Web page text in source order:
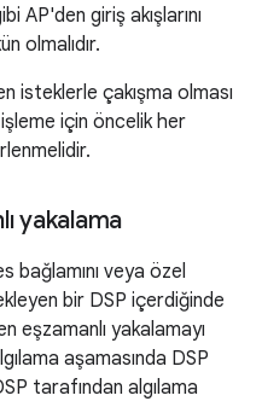
AP'den giriş akışlarını
olmalıdır.
isteklerle çakışma olması
için öncelik her
yakalama
bağlamını veya özel
bir DSP içerdiğinde
eşzamanlı yakalamayı
aşamasında DSP
tarafından algılama